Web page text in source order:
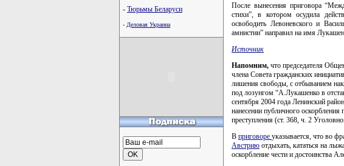
- Тюрьмы Беларуси
- Деловая Украина
После вынесения приговора
стихи”, в котором осудила
освободить Левоневского и
амнистии” направил на имя
Источник
Напомним, что председателя
члена Совета гражданских
лишения свободы, с отбыванием
под лозунгом “А.Лукашенко в
сентября 2004 года Ленинский
нанесении публичного
преступления (ст. 368, ч. 2
В приговоре указывается, что во
Австрию отдыхать, кататься на
оскорбление чести и достоинства